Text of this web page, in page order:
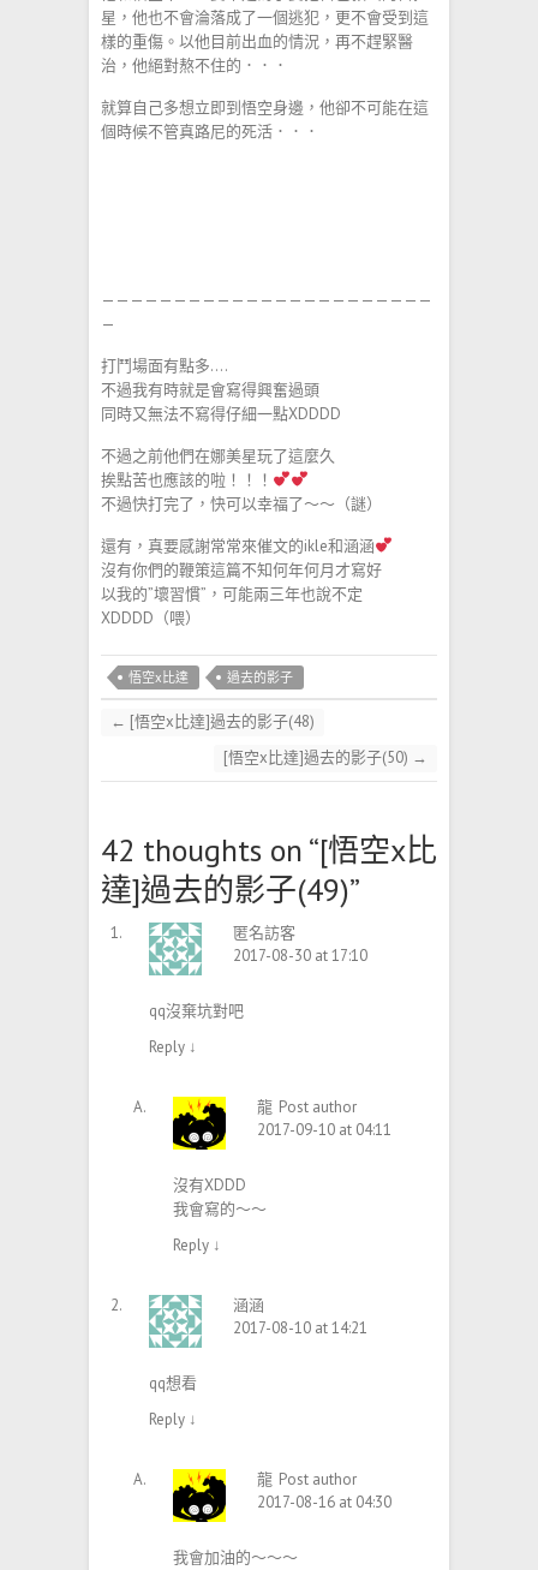
星，他也不會淪落成了一個逃犯，更不會受到這
樣的重傷。以他目前出血的情況，再不趕緊醫
治，他絕對熬不住的．．．
就算自己多想立即到悟空身邊，他卻不可能在這
個時候不管真路尼的死活．．．
———————————————————————
—
打鬥場面有點多….
不過我有時就是會寫得興奮過頭
同時又無法不寫得仔細一點XDDDD
不過之前他們在娜美星玩了這麼久
挨點苦也應該的啦！！！
不過快打完了，快可以幸福了～～（謎）
還有，真要感謝常常來催文的ikle和涵涵
沒有你們的鞭策這篇不知何年何月才寫好
以我的”壞習慣”，可能兩三年也說不定
XDDDD（喂）
悟空x比達 過去的影子
← [悟空x比達]過去的影子(48)
[悟空x比達]過去的影子(50) →
42 thoughts on “[悟空x比
達]過去的影子(49)”
匿名訪客
2017-08-30 at 17:10
qq沒棄坑對吧
Reply ↓
龍 Post author
2017-09-10 at 04:11
沒有XDDD
我會寫的～～
Reply ↓
涵涵
2017-08-10 at 14:21
qq想看
Reply ↓
龍 Post author
2017-08-16 at 04:30
我會加油的～～～